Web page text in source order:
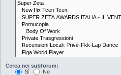
Cerca nei subforum:
Sì
No